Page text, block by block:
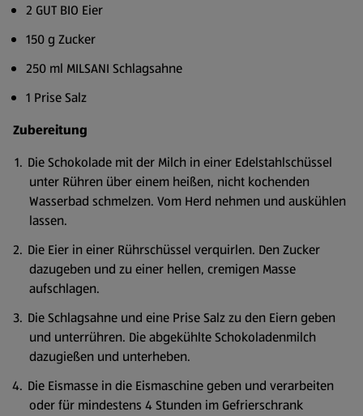
2 GUT BIO Eier
150 g Zucker
250 ml MILSANI Schlagsahne
1 Prise Salz
Zubereitung
Die Schokolade mit der Milch in einer Edelstahlschüssel
unter Rühren über einem heißen, nicht kochenden
Wasserbad schmelzen. Vom Herd nehmen und auskühlen
lassen.
Die Eier in einer Rührschüssel verquirlen. Den Zucker
dazugeben und zu einer hellen, cremigen Masse
aufschlagen.
Die Schlagsahne und eine Prise Salz zu den Eiern geben
und unterrühren. Die abgekühlte Schokoladenmilch
dazugießen und unterheben.
Die Eismasse in die Eismaschine geben und verarbeiten
oder für mindestens 4 Stunden im Gefrierschrank